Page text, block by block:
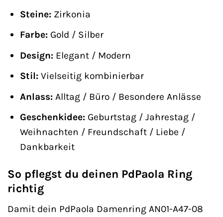
Steine:Zirkonia
Farbe:Gold / Silber
Design:Elegant / Modern
Stil:Vielseitig kombinierbar
Anlass:Alltag / Büro / Besondere Anlässe
Geschenkidee:Geburtstag / Jahrestag /
Weihnachten / Freundschaft / Liebe /
Dankbarkeit
So pflegst du deinen PdPaola Ring
richtig
Damit dein PdPaola Damenring AN01-A47-08